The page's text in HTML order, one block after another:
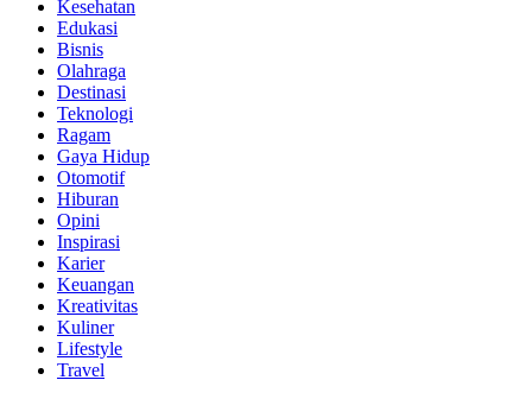
Kesehatan
Edukasi
Bisnis
Olahraga
Destinasi
Teknologi
Ragam
Gaya Hidup
Otomotif
Hiburan
Opini
Inspirasi
Karier
Keuangan
Kreativitas
Kuliner
Lifestyle
Travel